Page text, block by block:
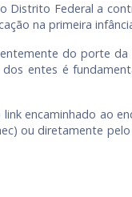
Distrito Federal a
na primeira
do porte
entes é
encaminhado ao
ou diretamente pelo